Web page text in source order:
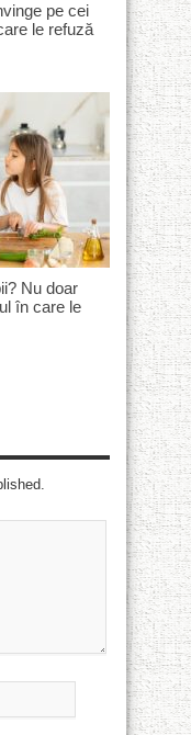
pe cei
le refuză
Nu doar
în care le